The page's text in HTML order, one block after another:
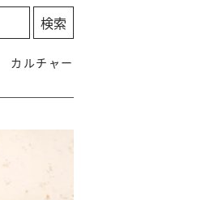
カルチャー